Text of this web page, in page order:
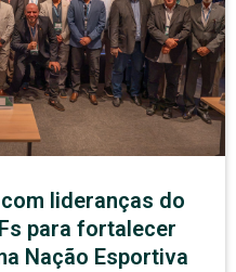
lideranças do
para fortalecer
Nação Esportiva